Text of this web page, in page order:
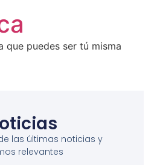
que puedes ser tú misma
las últimas noticias y
relevantes